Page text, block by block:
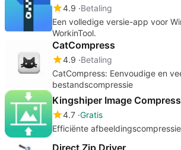
4.9 Betaling
Een volledige versie-app voor
WorkinTool.
CatCompress
4.9 Betaling
CatCompress: Eenvoudige en
bestandscompressie
Kingshiper Image
4.7 Gratis
Efficiënte
Direct Zip Driver